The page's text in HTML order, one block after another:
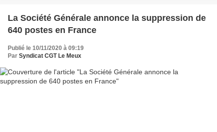
La Société Générale annonce la suppression de
640 postes en France
Publié le 10/11/2020 à 09:19
Par Syndicat CGT Le Meux